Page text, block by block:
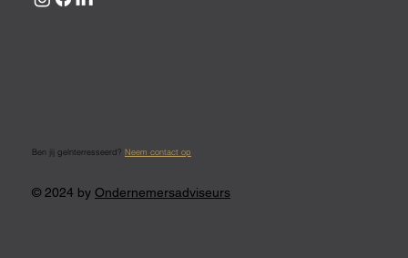
Ben jij geïnterresseerd? Neem contact op
© 2024 by Ondernemersadviseurs